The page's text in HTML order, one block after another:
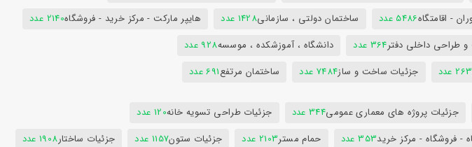
- اقامتگاه5486 عدد ساختمان دولتی ، سازمانی1428 عدد هایپر مارکت - مرکز خرید - فروشگاه2140 عدد
و طراحی داخلی دفتر364 عدد دانشگاه ، آموزشکده ، موسسه928 عدد
263 عدد جزئیات ساخت و ساز7484 عدد ساختمان مرتفع691 عدد
جزئیات پروژه های معماری عمومی344 عدد جزئیات طراحی تسویه خانه120 عدد
- فروشگاه - مرکز خرید353 عدد حمام مستر2103 عدد جزئیات ستون1157 عدد جزئیات ساختار1908 عدد